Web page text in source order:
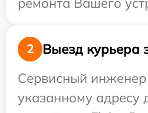
2
Выезд курьера
Сервисный инженер
указанному адресу